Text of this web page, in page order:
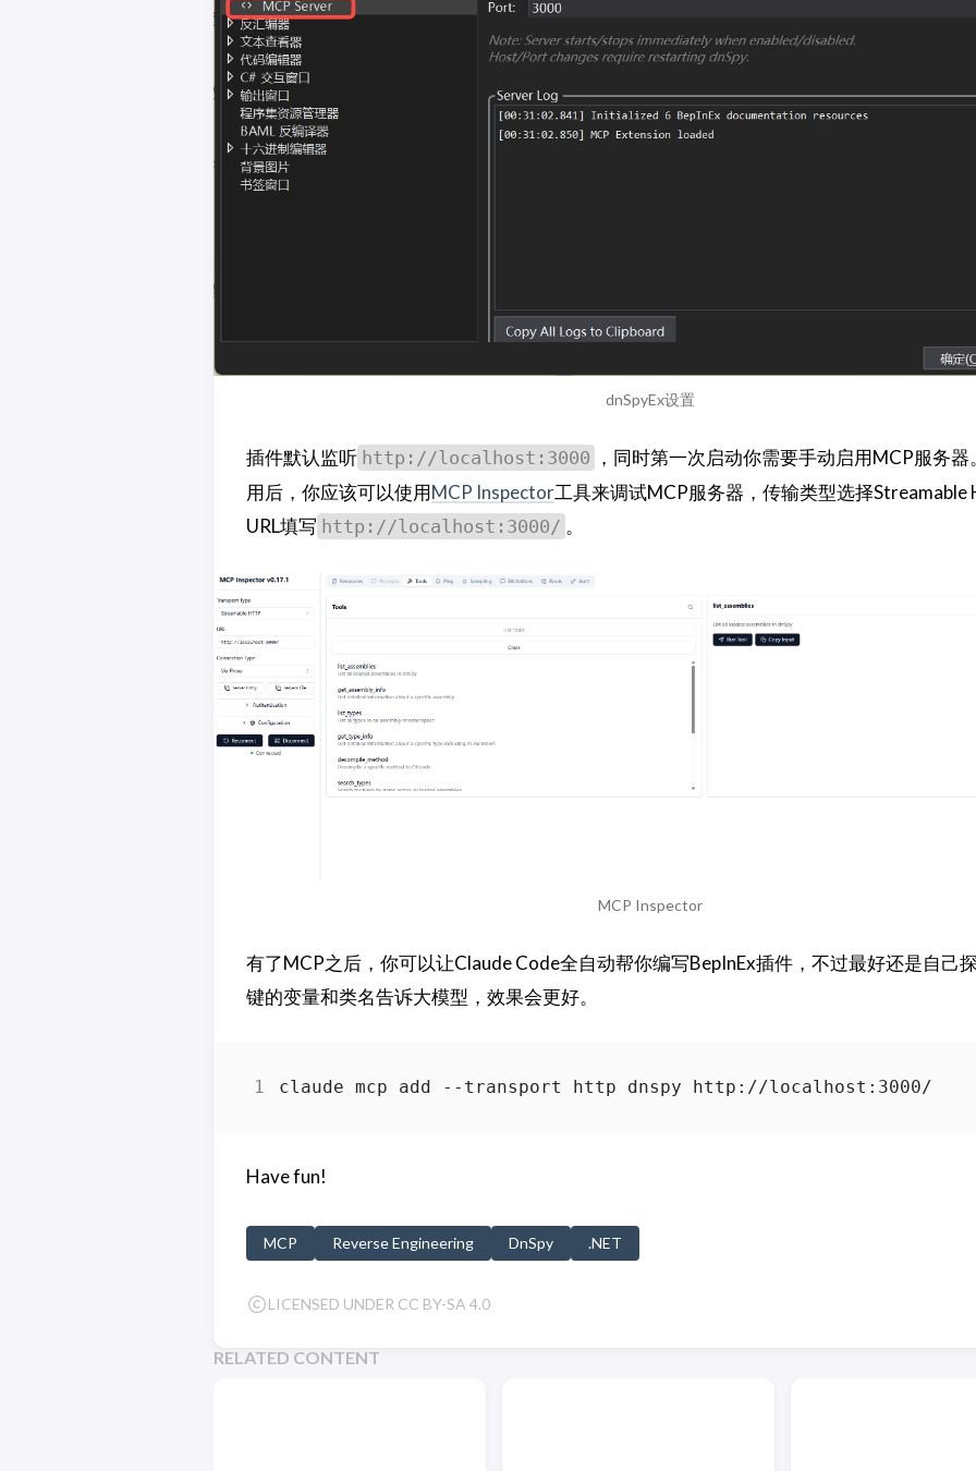
dnSpyEx设置
插件默认监听 http://localhost:3000 ，同时第一次启动你需要手动启用MCP服务器
用后，你应该可以使用MCP Inspector工具来调试MCP服务器，传输类型选择Streamable
URL填写 http://localhost:3000/ 。
MCP Inspector
有了MCP之后，你可以让Claude Code全自动帮你编写BepInEx插件，不过最好还是自己
键的变量和类名告诉大模型，效果会更好。
Have fun!
MCP Reverse Engineering DnSpy .NET
LICENSED UNDER CC BY-SA 4.0
RELATED CONTENT